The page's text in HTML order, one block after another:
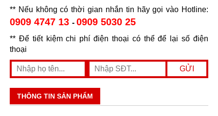
** Nếu không có thời gian nhắn tin hãy gọi vào Hotline:
0909 4747 13 - 0909 5030 25
** Để tiết kiệm chi phí điện thoại có thể để lại số điện
thoại
THÔNG TIN SẢN PHẨM